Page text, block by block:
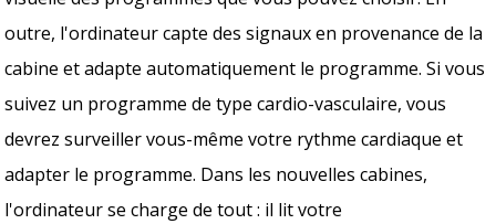
outre, l'ordinateur capte des signaux en provenance de la
cabine et adapte automatiquement le programme. Si vous
suivez un programme de type cardio-vasculaire, vous
devrez surveiller vous-même votre rythme cardiaque et
adapter le programme. Dans les nouvelles cabines,
l'ordinateur se charge de tout : il lit votre